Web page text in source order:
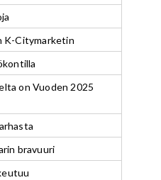
K-Citymarketin
on Vuoden 2025
bravuuri